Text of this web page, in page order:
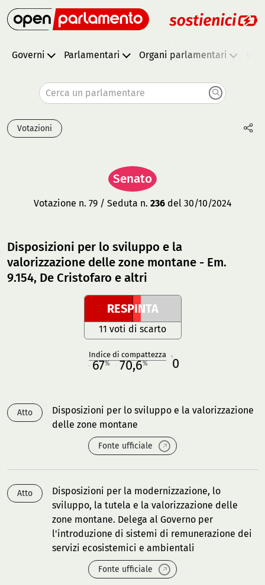
Governi Parlamentari Organi parlamentari
Cerca un parlamentare
Votazioni
Senato
Votazione n. 79 / Seduta n. 236del 30/10/2024
Disposizioni per lo sviluppo e la
valorizzazione delle zone montane - Em.
9.154, De Cristofaro e altri
RESPINTA
11 voti di scarto
Indice di compattezza
67% 70,6% 0
Atto
Disposizioni per lo sviluppo e la valorizzazione
delle zone montane
Fonte ufficiale
Atto
Disposizioni per la modernizzazione, lo
sviluppo, la tutela e la valorizzazione delle
zone montane. Delega al Governo per
l'introduzione di sistemi di remunerazione dei
servizi ecosistemici e ambientali
Fonte ufficiale